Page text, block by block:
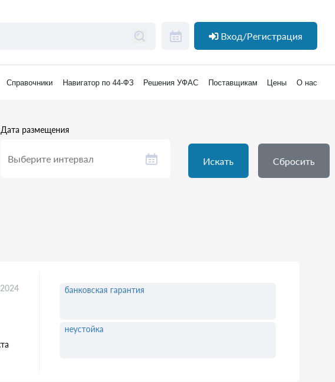
Вход/Регистрация
Справочники Навигатор по 44-ФЗ Решения УФАС Поставщикам Цены О нас
Дата размещения
Искать Сбросить
банковская гарантия
неустойка